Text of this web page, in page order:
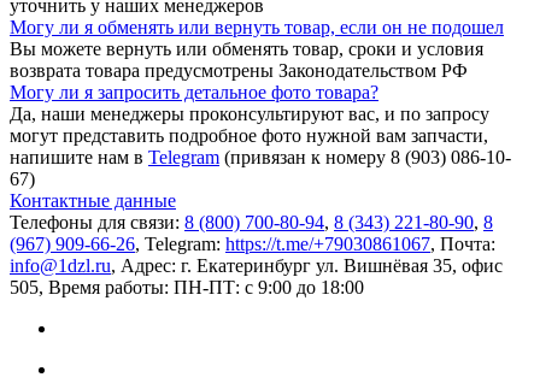
уточнить у наших менеджеров
Могу ли я обменять или вернуть товар, если он не подошел
Вы можете вернуть или обменять товар, сроки и условия
возврата товара предусмотрены Законодательством РФ
Могу ли я запросить детальное фото товара?
Да, наши менеджеры проконсультируют вас, и по запросу
могут представить подробное фото нужной вам запчасти,
напишите нам в Telegram (привязан к номеру 8 (903) 086-10-
67)
Контактные данные
Телефоны для связи: 8 (800) 700-80-94, 8 (343) 221-80-90, 8
(967) 909-66-26, Telegram: https://t.me/+79030861067, Почта:
info@1dzl.ru, Адрес: г. Екатеринбург ул. Вишнёвая 35, офис
505, Время работы: ПН-ПТ: с 9:00 до 18:00